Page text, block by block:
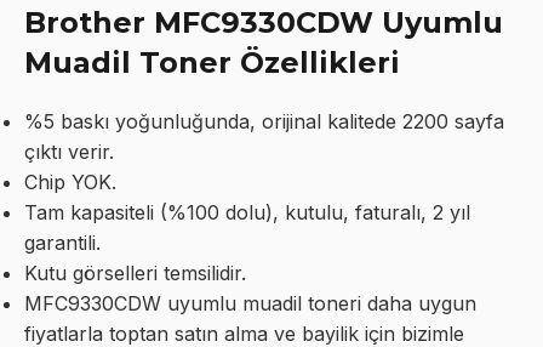
Brother MFC9330CDW Uyumlu
Muadil Toner Özellikleri
%5 baskı yoğunluğunda, orijinal kalitede 2200 sayfa
çıktı verir.
Chip YOK.
Tam kapasiteli (%100 dolu), kutulu, faturalı, 2 yıl
garantili.
Kutu görselleri temsilidir.
MFC9330CDW uyumlu muadil toneri daha uygun
fiyatlarla toptan satın alma ve bayilik için bizimle